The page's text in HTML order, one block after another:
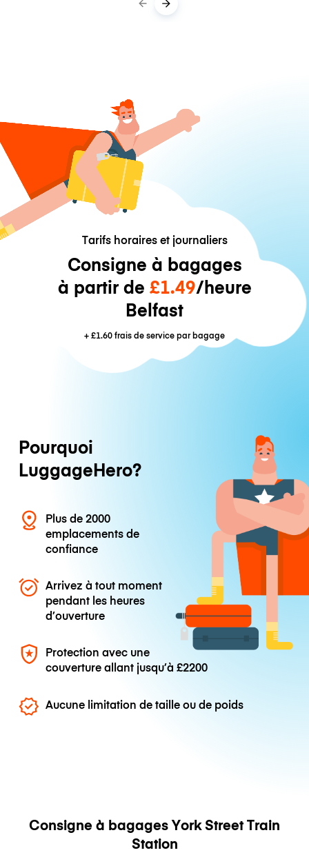
Tarifs horaires et journaliers
Consigne à bagages
à partir de £1.49/heure
Belfast
+£1.60frais de service par bagage
Pourquoi
LuggageHero?
Plus de 2000
emplacements de
confiance
Arrivez à tout moment
pendant les heures
d’ouverture
Protection avec une
couverture allant jusqu’à£2200
Aucune limitation de taille ou de poids
Consigne à bagages York Street Train
Station